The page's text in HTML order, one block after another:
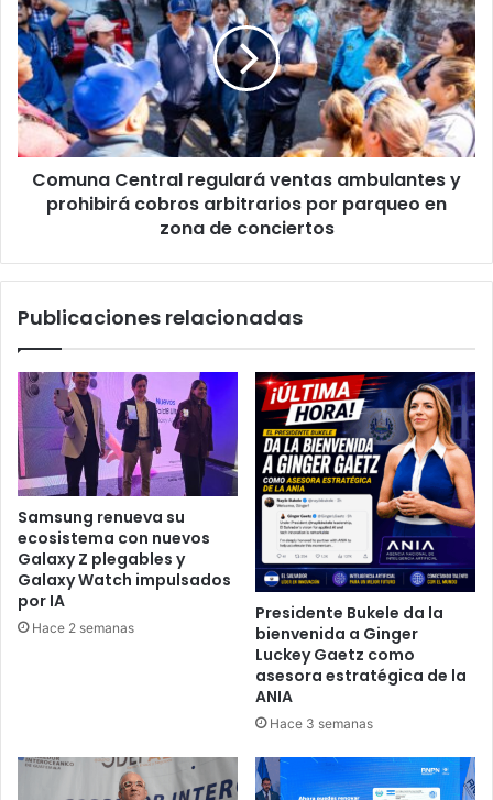
regulará
ventas
ambulantes
y
prohibirá
cobros
arbitrarios
por
parqueo
de
Comuna Central regulará ventas ambulantes y
prohibirá cobros arbitrarios por parqueo en
zona de conciertos
Publicaciones relacionadas
Samsung renueva su
ecosistema con nuevos
Galaxy Z plegables y
Galaxy Watch impulsados
por IA
Hace 2 semanas
Presidente Bukele da la
bienvenida a Ginger
Luckey Gaetz como
asesora estratégica de la
ANIA
Hace 3 semanas